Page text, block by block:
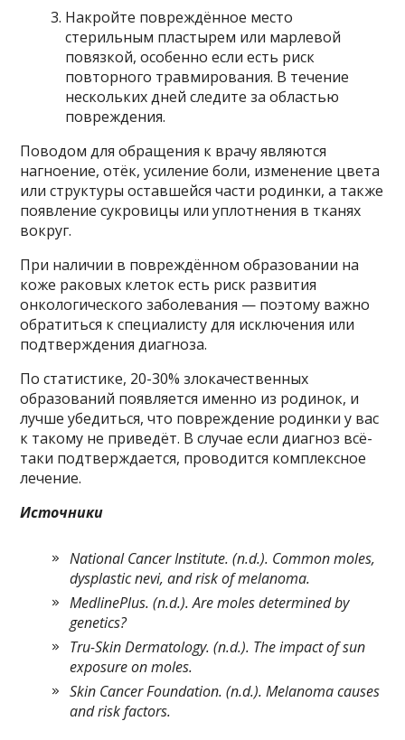
Накройте повреждённое место
стерильным пластырем или марлевой
повязкой, особенно если есть риск
повторного травмирования. В течение
нескольких дней следите за областью
повреждения.
Поводом для обращения к врачу являются
нагноение, отёк, усиление боли, изменение цвета
или структуры оставшейся части родинки, а также
появление сукровицы или уплотнения в тканях
вокруг.
При наличии в повреждённом образовании на
коже раковых клеток есть риск развития
онкологического заболевания — поэтому важно
обратиться к специалисту для исключения или
подтверждения диагноза.
По статистике, 20-30% злокачественных
образований появляется именно из родинок, и
лучше убедиться, что повреждение родинки у вас
к такому не приведёт. В случае если диагноз всё-
таки подтверждается, проводится комплексное
лечение.
Источники
National Cancer Institute. (n.d.). Common moles,
dysplastic nevi, and risk of melanoma.
MedlinePlus. (n.d.). Are moles determined by
genetics?
Tru-Skin Dermatology. (n.d.). The impact of sun
exposure on moles.
Skin Cancer Foundation. (n.d.). Melanoma causes
and risk factors.